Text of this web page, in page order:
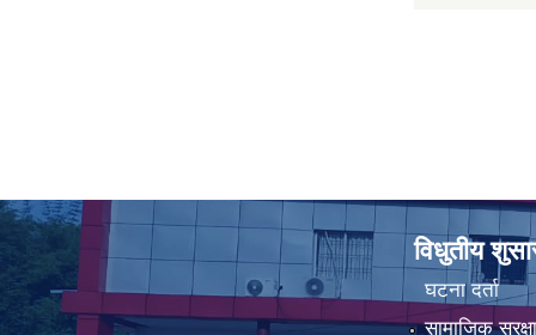
विधुतीय
घटना दर्ता
सामाजिक सुरक्षा